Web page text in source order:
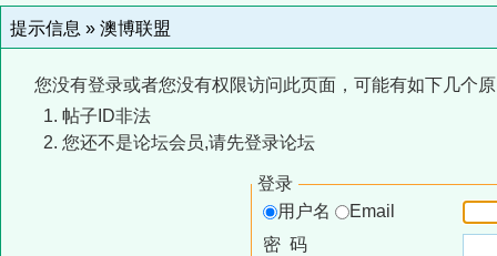
提示信息 » 澳博联盟
您没有登录或者您没有权限访问此页面，可能有如下几个
帖子ID非法
您还不是论坛会员,请先登录论坛
登录
用户名
Email
密 码